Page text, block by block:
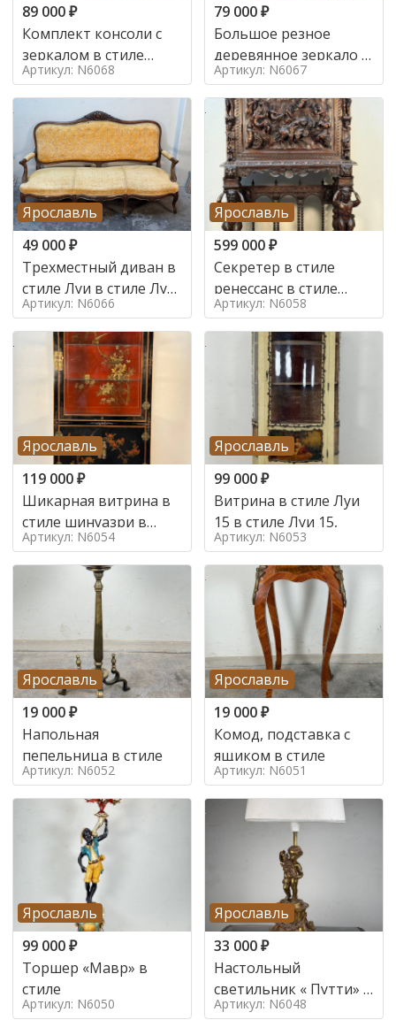
89 000₽
Комплект консоли с
зеркалом в стиле
ренессанс,
Артикул: N6068
79 000₽
Большое резное
деревянное зеркало с
золочением в стиле
Артикул: N6067
Ярославль
49 000₽
Трехместный диван в
стиле Луи в стиле Луи
16,
Артикул: N6066
Ярославль
599 000₽
Секретер в стиле
ренессанс в стиле
ренессанс, 19 век
Артикул: N6058
Ярославль
119 000₽
Шикарная витрина в
стиле шинуазри в
стиле шинуазри,
Артикул: N6054
Ярославль
99 000₽
Витрина в стиле Луи
15 в стиле Луи 15,
Артикул: N6053
Ярославль
19 000₽
Напольная
пепельница в стиле
Артикул: N6052
Ярославль
19 000₽
Комод, подставка с
ящиком в стиле
Артикул: N6051
Ярославль
99 000₽
Торшер «Мавр» в
стиле
Артикул: N6050
Ярославль
33 000₽
Настольный
светильник « Путти» в
стиле
Артикул: N6048